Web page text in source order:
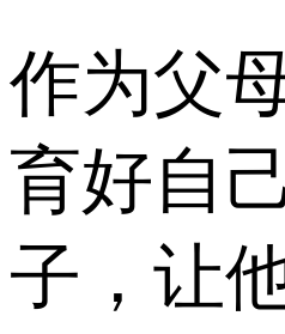
作为父
育好自
子，让